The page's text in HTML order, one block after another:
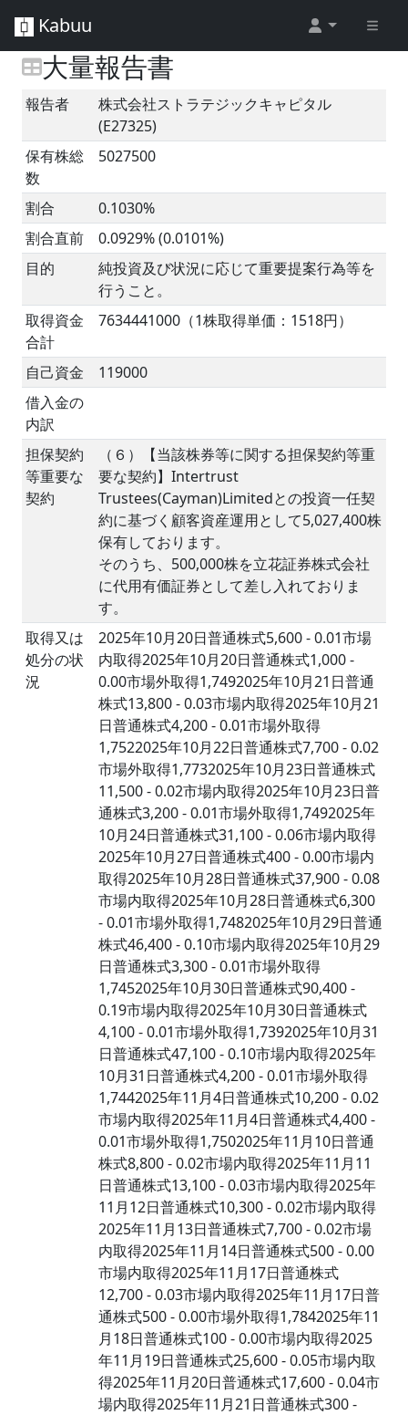
Kabuu
大量報告書
報告者
株式会社ストラテジックキャピタル
(E27325)
保有株総
数
5027500
割合
0.1030%
割合直前
0.0929% (0.0101%)
目的
純投資及び状況に応じて重要提案行為等を
行うこと。
取得資金
合計
7634441000（1株取得単価：1518円）
自己資金
119000
借入金の
内訳
担保契約
等重要な
契約
（６）【当該株券等に関する担保契約等重
要な契約】Intertrust
Trustees(Cayman)Limitedとの投資一任契
約に基づく顧客資産運用として5,027,400株
保有しております。
そのうち、500,000株を立花証券株式会社
に代用有価証券として差し入れておりま
す。
取得又は
処分の状
況
2025年10月20日普通株式5,600 - 0.01市場
内取得2025年10月20日普通株式1,000 -
0.00市場外取得1,7492025年10月21日普通
株式13,800 - 0.03市場内取得2025年10月21
日普通株式4,200 - 0.01市場外取得
1,7522025年10月22日普通株式7,700 - 0.02
市場外取得1,7732025年10月23日普通株式
11,500 - 0.02市場内取得2025年10月23日普
通株式3,200 - 0.01市場外取得1,7492025年
10月24日普通株式31,100 - 0.06市場内取得
2025年10月27日普通株式400 - 0.00市場内
取得2025年10月28日普通株式37,900 - 0.08
市場内取得2025年10月28日普通株式6,300
- 0.01市場外取得1,7482025年10月29日普通
株式46,400 - 0.10市場内取得2025年10月29
日普通株式3,300 - 0.01市場外取得
1,7452025年10月30日普通株式90,400 -
0.19市場内取得2025年10月30日普通株式
4,100 - 0.01市場外取得1,7392025年10月31
日普通株式47,100 - 0.10市場内取得2025年
10月31日普通株式4,200 - 0.01市場外取得
1,7442025年11月4日普通株式10,200 - 0.02
市場内取得2025年11月4日普通株式4,400 -
0.01市場外取得1,7502025年11月10日普通
株式8,800 - 0.02市場内取得2025年11月11
日普通株式13,100 - 0.03市場内取得2025年
11月12日普通株式10,300 - 0.02市場内取得
2025年11月13日普通株式7,700 - 0.02市場
内取得2025年11月14日普通株式500 - 0.00
市場内取得2025年11月17日普通株式
12,700 - 0.03市場内取得2025年11月17日普
通株式500 - 0.00市場外取得1,7842025年11
月18日普通株式100 - 0.00市場内取得2025
年11月19日普通株式25,600 - 0.05市場内取
得2025年11月20日普通株式17,600 - 0.04市
場内取得2025年11月21日普通株式300 -